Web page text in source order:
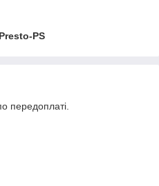
Presto-PS
передоплаті.